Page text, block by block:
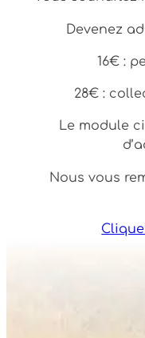
Devenez
16€ :
28€ :
Le module
Nous vous